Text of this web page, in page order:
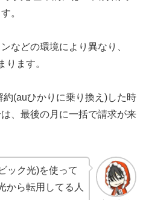
。
などの環境により異なり、
ります。
約(auひかりに乗り換え)した時
、最後の月に一括で請求が来
ック光)を使って
から転用してる人